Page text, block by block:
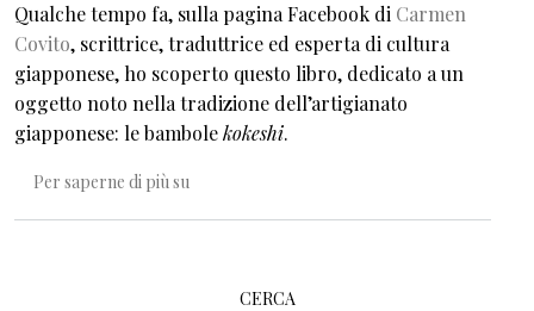
Qualche tempo fa, sulla pagina Facebook di Carmen
Covito, scrittrice, traduttrice ed esperta di cultura
giapponese, ho scoperto questo libro, dedicato a un
oggetto noto nella tradizione dell’artigianato
giapponese: le bambolekokeshi.
Per saperne di più su
CERCA